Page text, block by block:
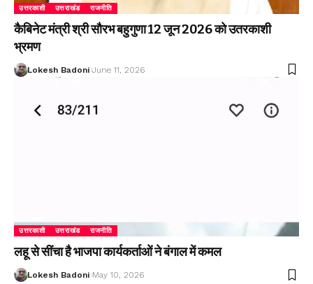
उत्तरकाशी उत्तराखंड राजनीति
कैबिनेट मंत्री श्री सौरभ बहुगुणा 12 जून 2026 को उतरकाशी
भ्रमण
Lokesh Badoni June 11, 2026
उत्तरकाशी उत्तराखंड राजनीति
लहू से सींचा है भाजपा कार्यकर्ताओं ने बंगाल में कमल
Lokesh Badoni May 10, 2026